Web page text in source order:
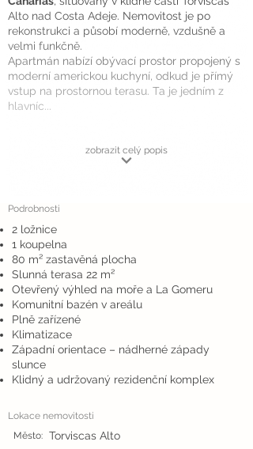
Alto nad Costa Adeje. Nemovitost je po
rekonstrukci a působí moderně, vzdušně a
velmi funkčně.
Apartmán nabízí obývací prostor propojený s
moderní americkou kuchyní, odkud je přímý
vstup na prostornou terasu. Ta je jedním z
hlavníc...
zobrazit celý popis
Podrobnosti
2 ložnice
1 koupelna
80 m² zastavěná plocha
Slunná terasa 22 m²
Otevřený výhled na moře a La Gomeru
Komunitní bazén v areálu
Plně zařízené
Klimatizace
Západní orientace – nádherné západy
slunce
Klidný a udržovaný rezidenční komplex
Lokace nemovitosti
Město: Torviscas Alto